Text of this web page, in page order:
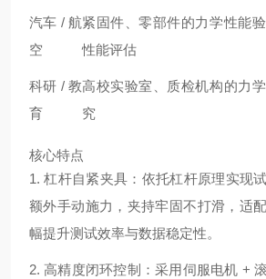
汽车 / 航
空
紧固件、零部件的力学性能
性能评估
科研 / 教
育
高校实验室、质检机构的力
究
核心特点
1. 杠杆自紧夹具：依托杠杆原理实现
额外手动施力，夹持牢固不打滑，适
幅提升测试效率与数据稳定性。
2. 高精度闭环控制：采用伺服电机 +